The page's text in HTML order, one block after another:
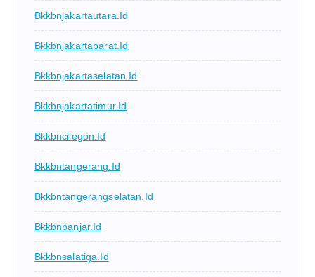
Bkkbnjakartautara.id
Bkkbnjakartabarat.id
Bkkbnjakartaselatan.id
Bkkbnjakartatimur.id
Bkkbncilegon.id
Bkkbntangerang.id
Bkkbntangerangselatan.id
Bkkbnbanjar.id
Bkkbnsalatiga.id